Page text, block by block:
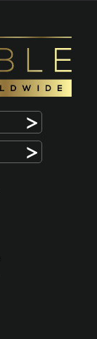
>
>